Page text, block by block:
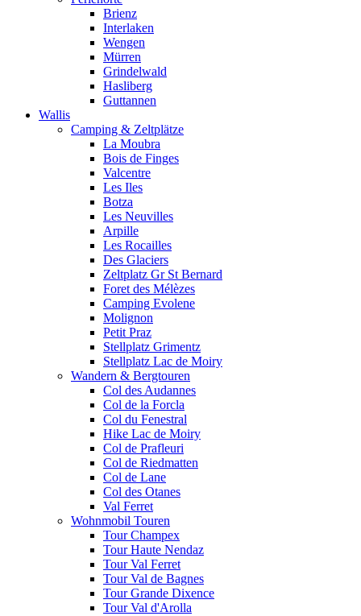
Brienz
Interlaken
Wengen
Mürren
Grindelwald
Hasliberg
Guttannen
Wallis
Camping & Zeltplätze
La Moubra
Bois de Finges
Valcentre
Les Iles
Botza
Les Neuvilles
Arpille
Les Rocailles
Des Glaciers
Zeltplatz Gr St Bernard
Foret des Mélèzes
Camping Evolene
Molignon
Petit Praz
Stellplatz Grimentz
Stellplatz Lac de Moiry
Wandern & Bergtouren
Col des Audannes
Col de la Forcla
Col du Fenestral
Hike Lac de Moiry
Col de Prafleuri
Col de Riedmatten
Col de Lane
Col des Otanes
Val Ferret
Wohnmobil Touren
Tour Champex
Tour Haute Nendaz
Tour Val Ferret
Tour Val de Bagnes
Tour Grande Dixence
Tour Val d'Arolla